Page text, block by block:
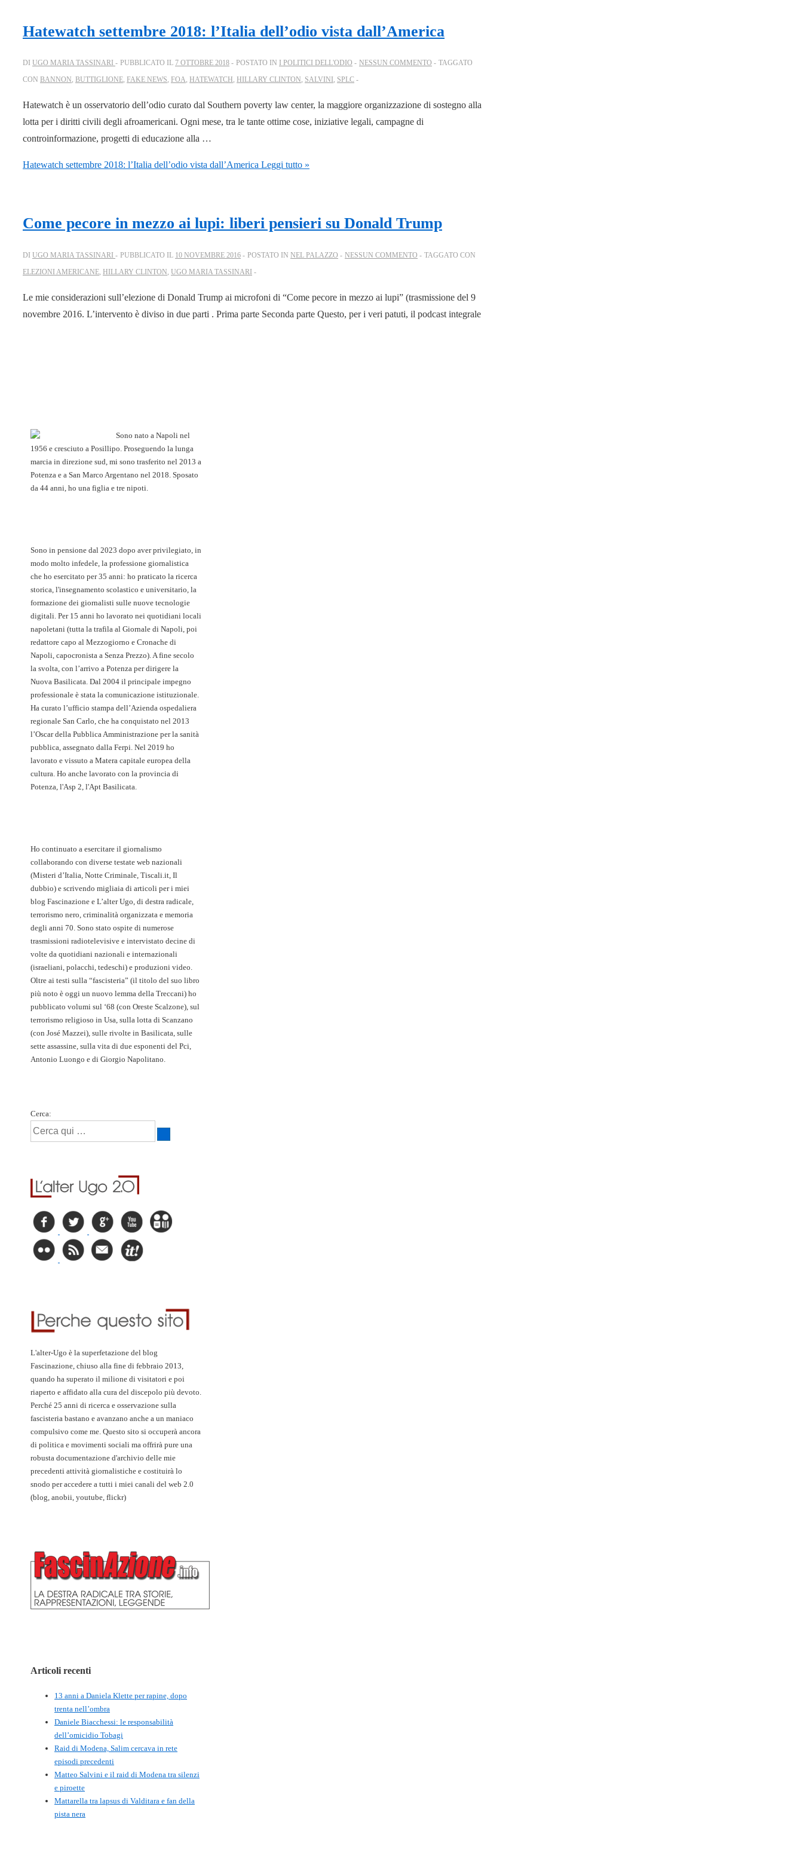
Hatewatch settembre 2018: l’Italia dell’odio vista dall’America
DI UGO MARIA TASSINARI PUBBLICATO IL 7 OTTOBRE 2018 POSTATO IN I POLITICI DELL'ODIO NESSUN COMMENTO
TAGGATO
CON BANNON, BUTTIGLIONE, FAKE NEWS, FOA, HATEWATCH, HILLARY CLINTON, SALVINI , SPLC
Hatewatch è un osservatorio dell’odio curato dal Southern poverty law center, la maggiore organizzazione di sostegno alla
lotta per i diritti civili degli afroamericani. Ogni mese, tra le tante ottime cose, iniziative legali, campagne di
controinformazione, progetti di educazione alla …
Hatewatch settembre 2018: l’Italia dell’odio vista dall’America Leggi tutto »
Come pecore in mezzo ai lupi: liberi pensieri su Donald Trump
DI UGO MARIA TASSINARI PUBBLICATO IL 10 NOVEMBRE 2016 POSTATO IN NEL PALAZZO NESSUN COMMENTO
TAGGATO CON
ELEZIONI AMERICANE HILLARY CLINTON UGO MARIA TASSINARI
Le mie considerazioni sull’elezione di Donald Trump ai microfoni di “Come pecore in mezzo ai lupi” (trasmissione del 9
novembre 2016. L’intervento è diviso in due parti . Prima parte Seconda parte Questo, per i veri patuti, il podcast integrale
Sono nato a Napoli nel
1956 e cresciuto a Posillipo. Proseguendo la lunga
marcia in direzione sud, mi sono trasferito nel 2013 a
Potenza e a San Marco Argentano nel 2018. Sposato
da 44 anni, ho una figlia e tre nipoti.
Sono in pensione dal 2023 dopo aver privilegiato, in
modo molto infedele, la professione giornalistica
che ho esercitato per 35 anni: ho praticato la ricerca
storica, l'insegnamento scolastico e universitario, la
formazione dei giornalisti sulle nuove tecnologie
digitali. Per 15 anni ho lavorato nei quotidiani locali
napoletani (tutta la trafila al Giornale di Napoli, poi
redattore capo al Mezzogiorno e Cronache di
Napoli, capocronista a Senza Prezzo). A fine secolo
la svolta, con l’arrivo a Potenza per dirigere la
Nuova Basilicata. Dal 2004 il principale impegno
professionale è stata la comunicazione istituzionale.
Ha curato l’ufficio stampa dell’Azienda ospedaliera
regionale San Carlo, che ha conquistato nel 2013
l’Oscar della Pubblica Amministrazione per la sanità
pubblica, assegnato dalla Ferpi. Nel 2019 ho
lavorato e vissuto a Matera capitale europea della
cultura. Ho anche lavorato con la provincia di
Potenza, l'Asp 2, l'Apt Basilicata.
Ho continuato a esercitare il giornalismo
collaborando con diverse testate web nazionali
(Misteri d’Italia, Notte Criminale, Tiscali.it, Il
dubbio) e scrivendo migliaia di articoli per i miei
blog Fascinazione e L’alter Ugo, di destra radicale,
terrorismo nero, criminalità organizzata e memoria
degli anni 70. Sono stato ospite di numerose
trasmissioni radiotelevisive e intervistato decine di
volte da quotidiani nazionali e internazionali
(israeliani, polacchi, tedeschi) e produzioni video.
Oltre ai testi sulla “fascisteria” (il titolo del suo libro
più noto è oggi un nuovo lemma della Treccani) ho
pubblicato volumi sul ‘68 (con Oreste Scalzone), sul
terrorismo religioso in Usa, sulla lotta di Scanzano
(con José Mazzei), sulle rivolte in Basilicata, sulle
sette assassine, sulla vita di due esponenti del Pci,
Antonio Luongo e di Giorgio Napolitano.
Cerca:
L'alter-Ugo è la superfetazione del blog
Fascinazione, chiuso alla fine di febbraio 2013,
quando ha superato il milione di visitatori e poi
riaperto e affidato alla cura del discepolo più devoto.
Perché 25 anni di ricerca e osservazione sulla
fascisteria bastano e avanzano anche a un maniaco
compulsivo come me. Questo sito si occuperà ancora
di politica e movimenti sociali ma offrirà pure una
robusta documentazione d'archivio delle mie
precedenti attività giornalistiche e costituirà lo
snodo per accedere a tutti i miei canali del web 2.0
(blog, anobii, youtube, flickr)
Articoli recenti
13 anni a Daniela Klette per rapine, dopo
trenta nell’ombra
Daniele Biacchessi: le responsabilità
dell’omicidio Tobagi
Raid di Modena, Salim cercava in rete
episodi precedenti
Matteo Salvini e il raid di Modena tra silenzi
e piroette
Mattarella tra lapsus di Valditara e fan della
pista nera